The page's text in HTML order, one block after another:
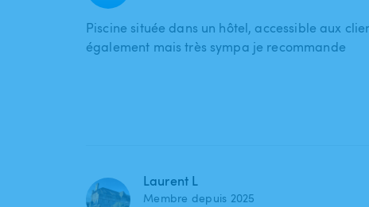
Piscine située dans un hôtel, accessible aux
également mais très sympa je recommande
Laurent L
Membre depuis 2025